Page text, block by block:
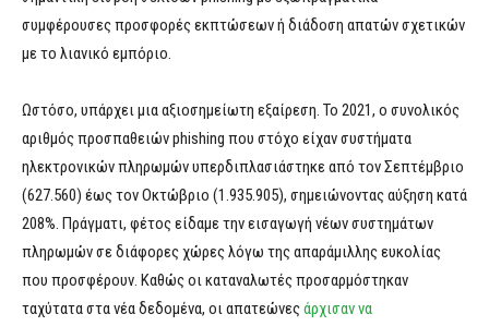
συμφέρουσες προσφορές εκπτώσεων ή διάδοση απατών σχετικών
με το λιανικό εμπόριο.
Ωστόσο, υπάρχει μια αξιοσημείωτη εξαίρεση. Το 2021, ο συνολικός
αριθμός προσπαθειών phishing που στόχο είχαν συστήματα
ηλεκτρονικών πληρωμών υπερδιπλασιάστηκε από τον Σεπτέμβριο
(627.560) έως τον Οκτώβριο (1.935.905), σημειώνοντας αύξηση κατά
208%. Πράγματι, φέτος είδαμε την εισαγωγή νέων συστημάτων
πληρωμών σε διάφορες χώρες λόγω της απαράμιλλης ευκολίας
που προσφέρουν. Καθώς οι καταναλωτές προσαρμόστηκαν
ταχύτατα στα νέα δεδομένα, οι απατεώνεςάρχισαν να